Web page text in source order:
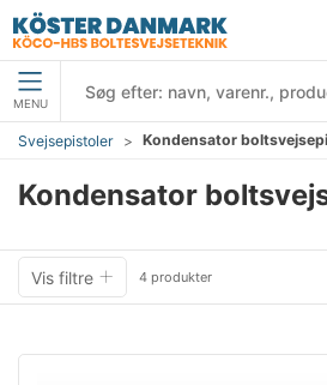
MENU
Svejsepistoler Kondensator
Kondensator
Vis filtre 4 produkter